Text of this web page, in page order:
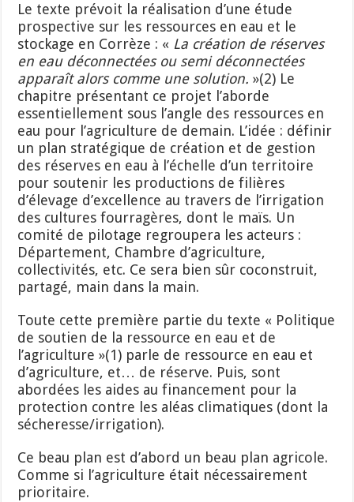
Le texte prévoit la réalisation d’une étude
prospective sur les ressources en eau et le
stockage en Corrèze : « La création de réserves
en eau déconnectées ou semi déconnectées
apparaît alors comme une solution. »(2) Le
chapitre présentant ce projet l’aborde
essentiellement sous l’angle des ressources en
eau pour l’agriculture de demain. L’idée : définir
un plan stratégique de création et de gestion
des réserves en eau à l’échelle d’un territoire
pour soutenir les productions de filières
d’élevage d’excellence au travers de l’irrigation
des cultures fourragères, dont le maïs. Un
comité de pilotage regroupera les acteurs :
Département, Chambre d’agriculture,
collectivités, etc. Ce sera bien sûr coconstruit,
partagé, main dans la main.
Toute cette première partie du texte « Politique
de soutien de la ressource en eau et de
l’agriculture »(1) parle de ressource en eau et
d’agriculture, et… de réserve. Puis, sont
abordées les aides au financement pour la
protection contre les aléas climatiques (dont la
sécheresse/irrigation).
Ce beau plan est d’abord un beau plan agricole.
Comme si l’agriculture était nécessairement
prioritaire.